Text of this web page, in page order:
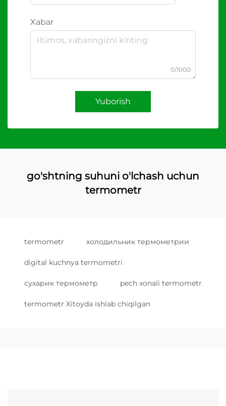
Xabar
0/1000
Yuborish
go'shtning suhuni o'lchash uchun
termometr
termometr холодильник термометрии
digital kuchnya termometri
сухарик термометр pech xonali termometr
termometr Xitoyda ishlab chiqilgan